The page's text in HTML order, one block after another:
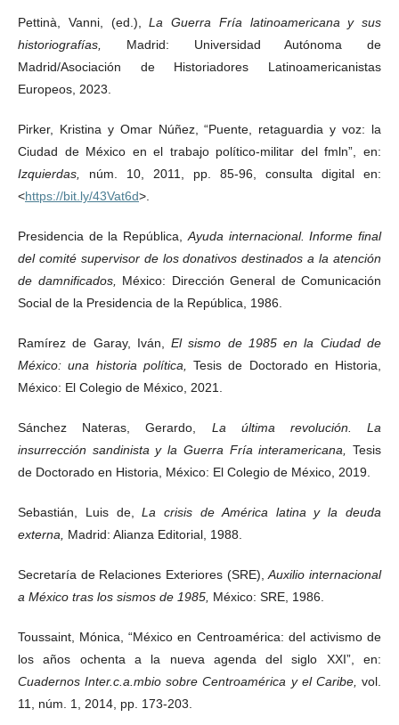
Pettinà, Vanni, (ed.),La Guerra Fría latinoamericana y sus
historiografías, Madrid: Universidad Autónoma de
Madrid/Asociación de Historiadores Latinoamericanistas
Europeos, 2023.
Pirker, Kristina y Omar Núñez, “Puente, retaguardia y voz: la
Ciudad de México en el trabajo político-militar del fmln”, en:
Izquierdas, núm. 10, 2011, pp. 85-96, consulta digital en:
<https://bit.ly/43Vat6d>.
Presidencia de la República, Ayuda internacional. Informe final
del comité supervisor de los donativos destinados a la atención
de damnificados, México: Dirección General de Comunicación
Social de la Presidencia de la República, 1986.
Ramírez de Garay, Iván,El sismo de 1985 en la Ciudad de
México: una historia política, Tesis de Doctorado en Historia,
México: El Colegio de México, 2021.
Sánchez Nateras, Gerardo, La última revolución. La
insurrección sandinista y la Guerra Fría interamericana, Tesis
de Doctorado en Historia, México: El Colegio de México, 2019.
Sebastián, Luis de,La crisis de América latina y la deuda
externa, Madrid: Alianza Editorial, 1988.
Secretaría de Relaciones Exteriores (SRE),Auxilio internacional
a México tras los sismos de 1985, México: SRE, 1986.
Toussaint, Mónica, “México en Centroamérica: del activismo de
los años ochenta a la nueva agenda del siglo XXI”, en:
Cuadernos Inter.c.a.mbio sobre Centroamérica y el Caribe, vol.
11, núm. 1, 2014, pp. 173-203.